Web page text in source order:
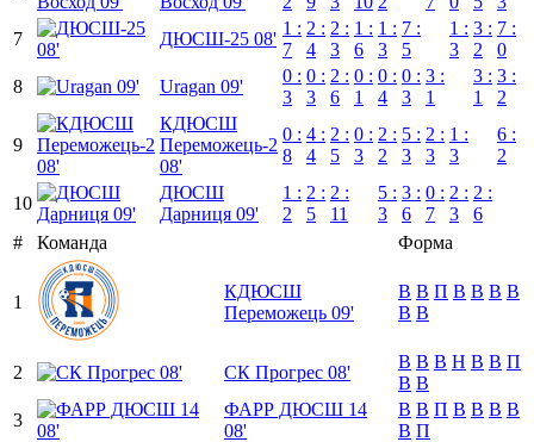
7
ДЮСШ-25 08'
1 :
7
2 :
4
2 :
3
1 :
6
1 :
3
7 :
5
1 :
3
3 :
2
7 :
0
8
Uragan 09'
0 :
3
0 :
3
2 :
6
0 :
1
0 :
4
0 :
3
3 :
1
3 :
1
3 :
2
9
КДЮСШ
Переможець-2
08'
0 :
8
4 :
4
2 :
5
0 :
3
2 :
2
5 :
3
2 :
3
1 :
3
6 :
2
10
ДЮСШ
Дарниця 09'
1 :
2
2 :
5
2 :
11
5 :
3
3 :
6
0 :
7
2 :
3
2 :
6
#
Команда Форма
1
КДЮСШ
Переможець 09'
В В П В В В В
В В
2 СК Прогрес 08'
В В В Н В В П
В В
3
ФАРР ДЮСШ 14
08'
В В П В В В В
В П